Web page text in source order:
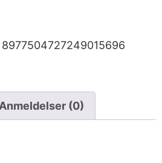
8977504727249015696
Anmeldelser (0)